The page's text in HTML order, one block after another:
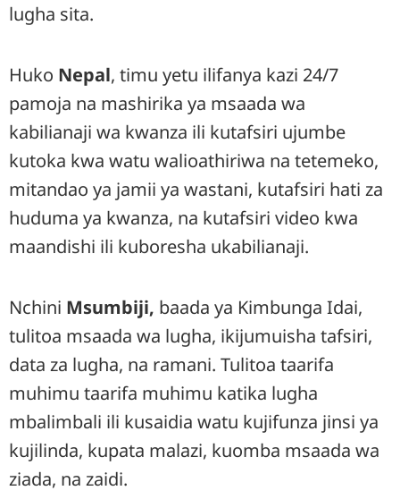
lugha sita.
Huko Nepal, timu yetu ilifanya kazi 24/7
pamoja na mashirika ya msaada wa
kabilianaji wa kwanza ili kutafsiri ujumbe
kutoka kwa watu walioathiriwa na tetemeko,
mitandao ya jamii ya wastani, kutafsiri hati za
huduma ya kwanza, na kutafsiri video kwa
maandishi ili kuboresha ukabilianaji.
Nchini Msumbiji, baada ya Kimbunga Idai,
tulitoa msaada wa lugha, ikijumuisha tafsiri,
data za lugha, na ramani. Tulitoa taarifa
muhimu taarifa muhimu katika lugha
mbalimbali ili kusaidia watu kujifunza jinsi ya
kujilinda, kupata malazi, kuomba msaada wa
ziada, na zaidi.